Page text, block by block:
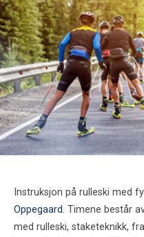
Instruksjon på rulleski med
Oppegaard. Timene består
med rulleski, staketeknikk,